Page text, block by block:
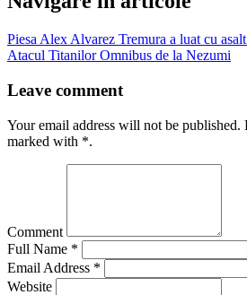
Piesa Alex Alvarez Tremura a luat cu
Atacul Titanilor Omnibus de la Nezumi
Leave comment
Your email address will not be published.
marked with *.
Comment
Full Name *
Email Address *
Website